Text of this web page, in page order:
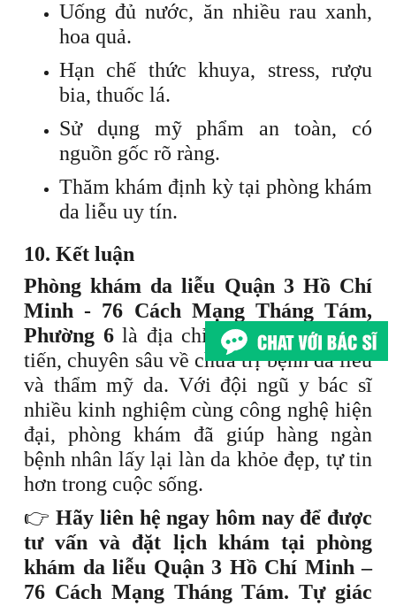
Uống đủ nước, ăn nhiều rau xanh,
hoa quả.
Hạn chế thức khuya, stress, rượu
bia, thuốc lá.
Sử dụng mỹ phẩm an toàn, có
nguồn gốc rõ ràng.
Thăm khám định kỳ tại phòng khám
da liễu uy tín.
10. Kết luận
Phòng khám da liễu Quận 3 Hồ Chí
Minh - 76 Cách Mạng Tháng Tám,
Phường 6là địa chỉ đáng tin cậy, tiên
tiến, chuyên sâu về chữa trị bệnh da liễu
và thẩm mỹ da. Với đội ngũ y bác sĩ
nhiều kinh nghiệm cùng công nghệ hiện
đại, phòng khám đã giúp hàng ngàn
bệnh nhân lấy lại làn da khỏe đẹp, tự tin
hơn trong cuộc sống.
👉Hãy liên hệ ngay hôm nay để được
tư vấn và đặt lịch khám tại phòng
khám da liễu Quận 3 Hồ Chí Minh –
76 Cách Mạng Tháng Tám. Tự giác